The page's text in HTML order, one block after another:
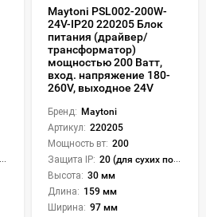
Maytoni PSL002-200W-
24V-IP20 220205 Блок
питания (драйвер/
трансформатор)
мощностью 200 Ватт,
вход. напряжение 180-
260V, выходное 24V
Бренд: Maytoni
Артикул: 220205
Мощность вт: 200
Защита IP: 20 (для сухих пом.)
Высота: 30 мм
Длина: 159 мм
Ширина: 97 мм